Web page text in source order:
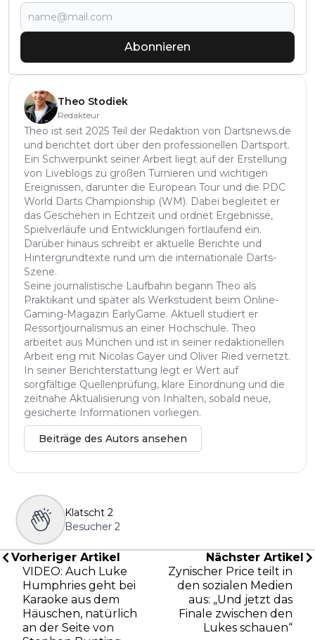
Abonnieren
Theo Stodiek
Redakteur
Theo ist seit 2025 Teil der Redaktion von Dartsnews.de
und berichtet dort über den professionellen Dartsport.
Ein Schwerpunkt seiner Arbeit liegt auf der Erstellung
von Liveblogs zu großen Turnieren und wichtigen
Ereignissen, darunter die European Tour und die PDC
World Darts Championship (WM). Dabei begleitet er
das Geschehen in Echtzeit und ordnet Ergebnisse,
Spielverläufe und Entwicklungen fortlaufend ein.
Darüber hinaus schreibt er aktuelle Berichte und
Hintergrundtexte rund um die internationale Darts-
Szene.
Seine journalistische Laufbahn begann Theo als
Praktikant und später als Werkstudent beim Online-
Gaming-Magazin EarlyGame. Aktuell studiert er
Ressortjournalismus an einer Hochschule. Theo
arbeitet aus München und ist in seiner redaktionellen
Arbeit eng mit Nicolas Gayer und Oliver Ried vernetzt.
In seiner Berichterstattung legt er Wert auf
sorgfältige Quellenprüfung, klare Einordnung und die
zeitnahe Aktualisierung von Inhalten, sobald neue,
gesicherte Informationen vorliegen.
Beiträge des Autors ansehen
Klatscht 2
Besucher 2
Vorheriger Artikel
VIDEO: Auch Luke
Humphries geht bei
Karaoke aus dem
Häuschen, natürlich
an der Seite von
Nächster Artikel
Zynischer Price teilt in
den sozialen Medien
aus: „Und jetzt das
Finale zwischen den
Lukes schauen“